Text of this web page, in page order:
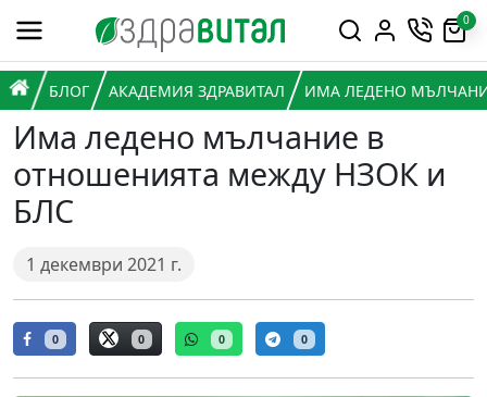
Премини към съдържанието
Горна навигация
0
Главна навигация
НАЧАЛО
БЛОГ АКАДЕМИЯ ЗДРАВИТАЛ ИМА ЛЕДЕНО
Има ледено мълчание в
отношенията между НЗОК и
БЛС
1 декември 2021 г.
0 0 0 0